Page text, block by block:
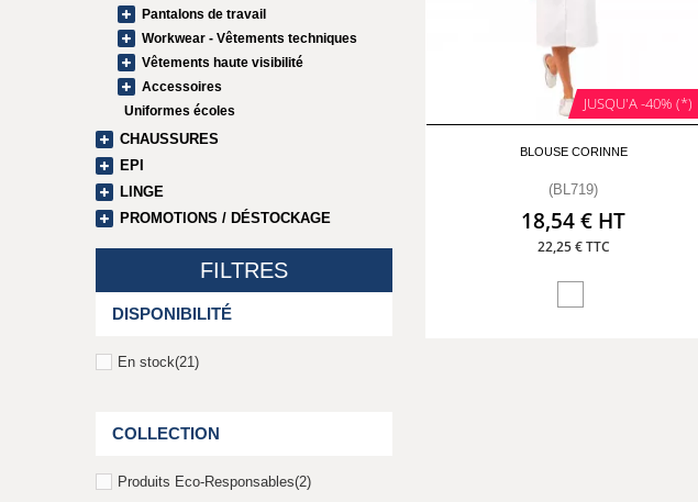
Pantalons de travail
Workwear - Vêtements techniques
Vêtements haute visibilité
Accessoires
Uniformes écoles
CHAUSSURES
EPI
LINGE
PROMOTIONS / DÉSTOCKAGE
FILTRES
DISPONIBILITÉ
En stock(21)
COLLECTION
Produits Eco-Responsables(2)
JUSQU'A -40% (*)
BLOUSE CORINNE
(BL719)
18,54 € HT
22,25 € TTC